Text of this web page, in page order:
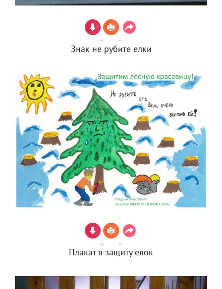
Знак не рубите елки
Плакат в защиту елок